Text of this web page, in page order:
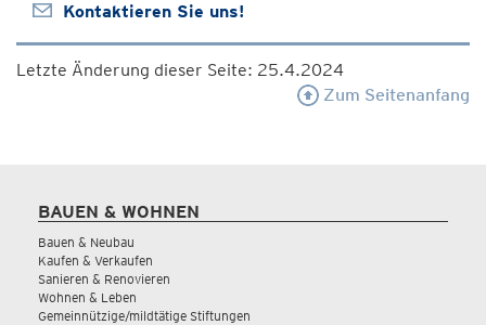
Kontaktieren Sie uns!
Letzte Änderung dieser Seite: 25.4.2024
Zum Seitenanfang
BAUEN & WOHNEN
Bauen & Neubau
Kaufen & Verkaufen
Sanieren & Renovieren
Wohnen & Leben
Gemeinnützige/mildtätige Stiftungen